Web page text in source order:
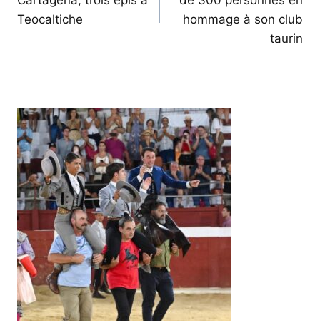
l’article
Teocaltiche
hommage à son club
taurin